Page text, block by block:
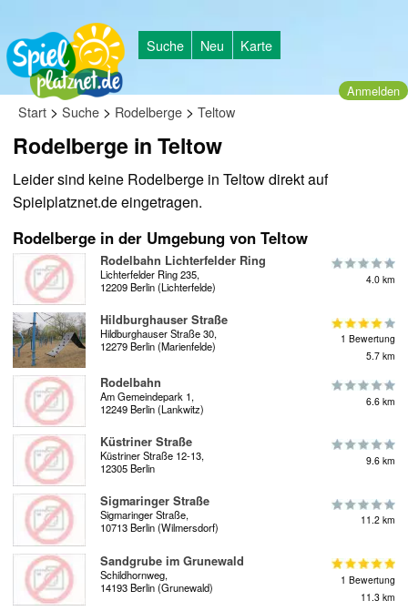
Suche Neu Karte
Anmelden
Start > Suche > Rodelberge > Teltow
Rodelberge in Teltow
Leider sind keine Rodelberge in Teltow direkt auf
Spielplatznet.de eingetragen.
Rodelberge in der Umgebung von Teltow
Rodelbahn Lichterfelder Ring
Lichterfelder Ring 235,
12209 Berlin (Lichterfelde)
4.0 km
Hildburghauser Straße
Hildburghauser Straße 30,
12279 Berlin (Marienfelde)
1 Bewertung
5.7 km
Rodelbahn
Am Gemeindepark 1,
12249 Berlin (Lankwitz)
6.6 km
Küstriner Straße
Küstriner Straße 12-13,
12305 Berlin
9.6 km
Sigmaringer Straße
Sigmaringer Straße,
10713 Berlin (Wilmersdorf)
11.2 km
Sandgrube im Grunewald
Schildhornweg,
14193 Berlin (Grunewald)
1 Bewertung
11.3 km